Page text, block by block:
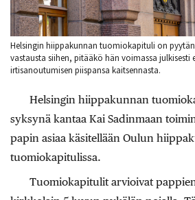
Helsingin hiippakunnan tuomiokapituli on
vastausta siihen, pitääkö hän voimassa julkisesti
irtisanoutumisen piispansa kaitsennasta.
Helsingin hiippakunnan
syksynä kantaa Kai Sadinmaan
papin asiaa käsitellään Oulun
tuomiokapitulissa.
Tuomiokapitulit arvioivat